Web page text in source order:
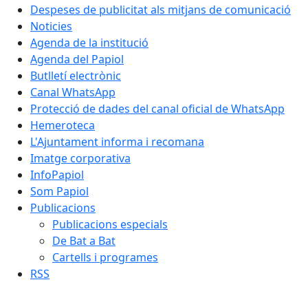
Despeses de publicitat als mitjans de comunicació
Noticies
Agenda de la institució
Agenda del Papiol
Butlletí electrònic
Canal WhatsApp
Protecció de dades del canal oficial de WhatsApp
Hemeroteca
L'Ajuntament informa i recomana
Imatge corporativa
InfoPapiol
Som Papiol
Publicacions
Publicacions especials
De Bat a Bat
Cartells i programes
RSS